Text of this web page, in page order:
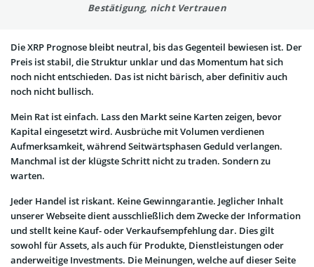
Bestätigung, nicht Vertrauen
Die XRP Prognose bleibt neutral, bis das Gegenteil bewiesen ist. Der
Preis ist stabil, die Struktur unklar und das Momentum hat sich
noch nicht entschieden. Das ist nicht bärisch, aber definitiv auch
noch nicht bullisch.
Mein Rat ist einfach. Lass den Markt seine Karten zeigen, bevor
Kapital eingesetzt wird. Ausbrüche mit Volumen verdienen
Aufmerksamkeit, während Seitwärtsphasen Geduld verlangen.
Manchmal ist der klügste Schritt nicht zu traden. Sondern zu
warten.
Jeder Handel ist riskant. Keine Gewinngarantie. Jeglicher Inhalt
unserer Webseite dient ausschließlich dem Zwecke der Information
und stellt keine Kauf- oder Verkaufsempfehlung dar. Dies gilt
sowohl für Assets, als auch für Produkte, Dienstleistungen oder
anderweitige Investments. Die Meinungen, welche auf dieser Seite